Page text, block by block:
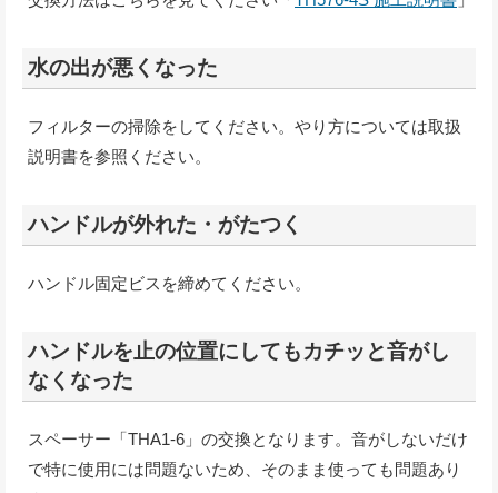
水の出が悪くなった
フィルターの掃除をしてください。やり方については取扱
説明書を参照ください。
ハンドルが外れた・がたつく
ハンドル固定ビスを締めてください。
ハンドルを止の位置にしてもカチッと音がし
なくなった
スペーサー「THA1-6」の交換となります。音がしないだけ
で特に使用には問題ないため、そのまま使っても問題あり